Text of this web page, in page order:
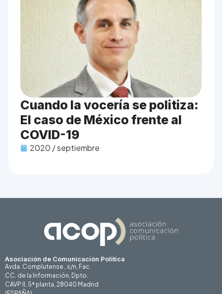
Cuando la vocería se politiza:
El caso de México frente al
COVID-19
2020 / septiembre
Asociación de Comunicación Politica
Avda. Complutense , s/n, Fac.
CC. de la Información, Dpto.
CAVP II, 5ª planta, 28040 Madrid